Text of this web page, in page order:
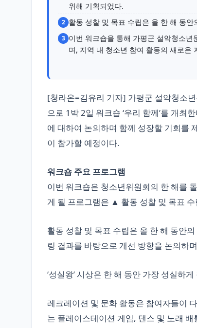
위해 기획되었다.
2 활동 성찰 및 목표 수립은 올 한 해 동
3 이번 워크숍을 통해 가평군 설악청소
며, 지역 내 청소년 참여 활동의 새로운
[청라온=김유리 기자] 가평군 설악청소
으로 1박 2일 워크숍 ‘우리 함께’를 개최
에 대하여 논의하며 함께 성장할 기회를
이 참가할 예정이다.
워크숍 주요 프로그램
이번 워크숍은 청소년위원회의 한 해를
게 될 프로그램은 ▲ 활동 성찰 및 목표
활동 성찰 및 목표 수립은 올 한 해 동안
링 결과를 바탕으로 개선 방향을 논의하
‘성실왕’ 시상은 한 해 동안 가장 성실하
레크레이션 및 문화 활동은 참여자들이
는 플레이스테이션 게임, 댄스 및 노래